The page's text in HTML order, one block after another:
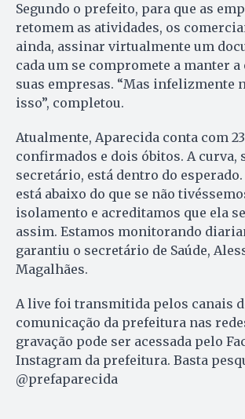
Segundo o prefeito, para que as
retomem as atividades, os
ainda, assinar virtualmente um
cada um se compromete a manter
suas empresas. “Mas infelizmente
isso”, completou.
Atualmente, Aparecida conta com
confirmados e dois óbitos. A curva,
secretário, está dentro do esperado.
está abaixo do que se não
isolamento e acreditamos que ela
assim. Estamos monitorando
garantiu o secretário de Saúde,
Magalhães.
A live foi transmitida pelos canais
comunicação da prefeitura nas
gravação pode ser acessada pelo
Instagram da prefeitura. Basta
@prefaparecida